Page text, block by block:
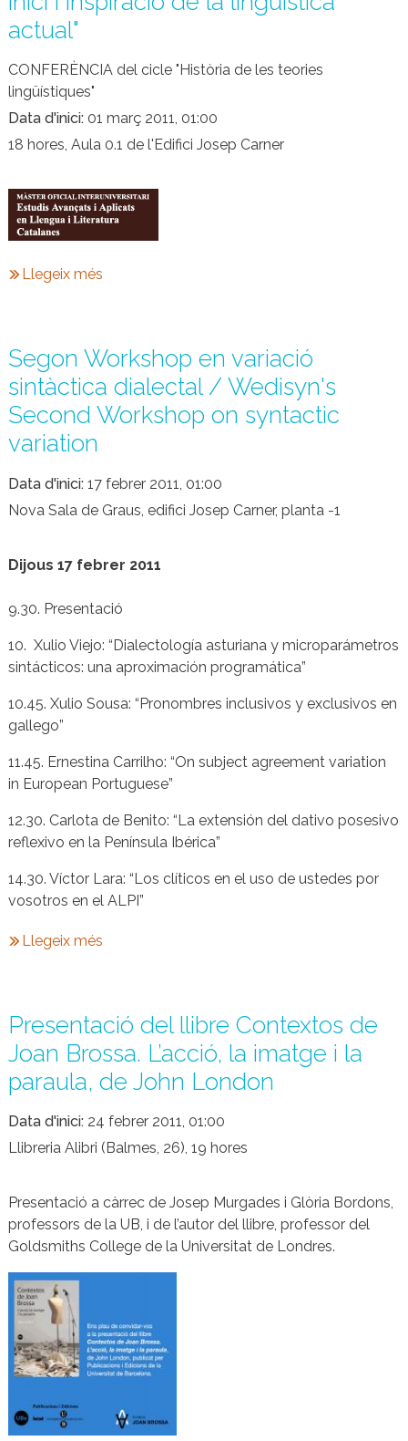
actual"
CONFERÈNCIA del cicle "Història de les teories
lingüístiques"
Data d'inici 01 març 2011, 01:00
18 hores, Aula 0.1 de l'Edifici Josep Carner
Llegeix més
Segon Workshop en variació
sintàctica dialectal / Wedisyn's
Second Workshop on syntactic
variation
Data d'inici 17 febrer 2011, 01:00
Nova Sala de Graus, edifici Josep Carner, planta -1
Dijous 17 febrer 2011
9.30. Presentació
10. Xulio Viejo: “Dialectología asturiana y microparámetros
sintácticos: una aproximación programática”
10.45. Xulio Sousa: “Pronombres inclusivos y exclusivos en
gallego”
11.45. Ernestina Carrilho: “On subject agreement variation
in European Portuguese”
12.30. Carlota de Benito: “La extensión del dativo posesivo
reflexivo en la Península Ibérica”
14.30. Víctor Lara: “Los clíticos en el uso de ustedes por
vosotros en el ALPI”
Llegeix més
Presentació del llibre Contextos de
Joan Brossa. L’acció, la imatge i la
paraula, de John London
Data d'inici 24 febrer 2011, 01:00
Llibreria Alibri (Balmes, 26), 19 hores
Presentació a càrrec de Josep Murgades i Glòria Bordons,
professors de la UB, i de l’autor del llibre, professor del
Goldsmiths College de la Universitat de Londres.